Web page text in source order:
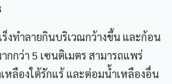
ร็งทำลายกินบริเวณกว้างขึ้น และก้อน
กกว่า 5 เซนติเมตร สามารถแพร่
หลืองใต้รักแร้ และต่อมน้ำเหลืองอื่น